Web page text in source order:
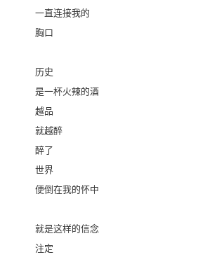
一直连接我的
胸口
历史
是一杯火辣的酒
越品
就越醉
醉了
世界
便倒在我的怀中
就是这样的信念
注定